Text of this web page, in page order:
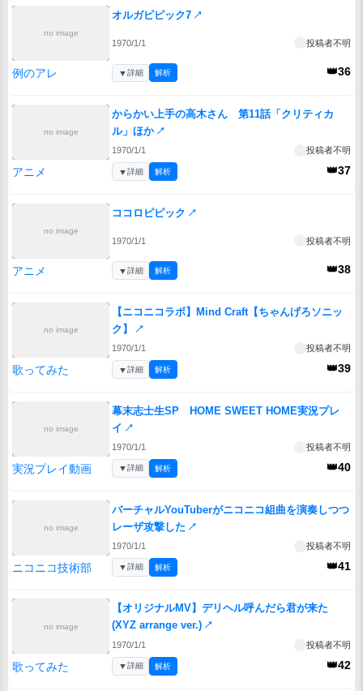
no image
オルガピピック7 ↗
1970/1/1 投稿者不明
例のアレ 👑36
▼詳細 解析
no image
からかい上手の高木さん 第11話「クリティカ
ル」ほか ↗
1970/1/1 投稿者不明
アニメ 👑37
▼詳細 解析
no image
ココロピピック ↗
1970/1/1 投稿者不明
アニメ 👑38
▼詳細 解析
no image
【ニコニコラボ】Mind Craft【ちゃんげろソニッ
ク】
↗
1970/1/1 投稿者不明
歌ってみた 👑39
▼詳細 解析
no image
幕末志士生SP HOME SWEET HOME実況プレ
イ ↗
1970/1/1 投稿者不明
実況プレイ動画 👑40
▼詳細 解析
no image
バーチャルYouTuberがニコニコ組曲を演奏しつつ
レーザ攻撃した ↗
1970/1/1 投稿者不明
ニコニコ技術部 👑41
▼詳細 解析
no image
【オリジナルMV】デリヘル呼んだら君が来た
(XYZ arrange ver.) ↗
1970/1/1 投稿者不明
歌ってみた 👑42
▼詳細 解析